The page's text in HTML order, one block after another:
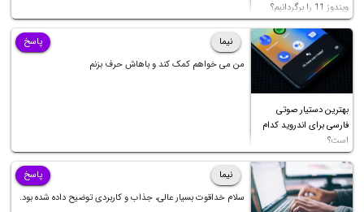
ویندوز 11 را برگردانیم؟
بهترین دستیار صوتی
فارسی برای اندروید کدام
است؟
نیما
من می خواهم کمک کند و باهاش حرف بزنم
پاسخ
نیما
سلام خداقوت بسیار عالی، جذاب و کاربردی توضیح داده شده بود.
پاسخ